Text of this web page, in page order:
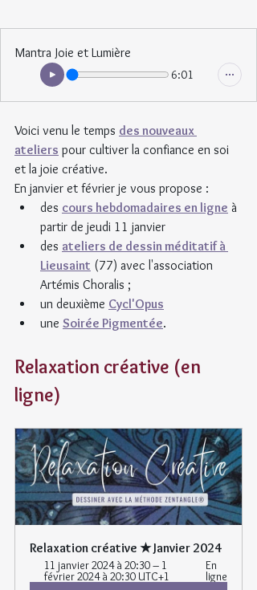
Mantra Joie et Lumière
6:01
Voici venu le temps des nouveaux
ateliers pour cultiver la confiance en soi
et la joie créative.
En janvier et février je vous propose :
des cours hebdomadaires en ligne à
partir de jeudi 11 janvier
des ateliers de dessin méditatif à
Lieusaint (77) avec l'association
Artémis Choralis ;
un deuxième Cycl'Opus
une Soirée Pigmentée.
Relaxation créative (en
ligne)
Relaxation créative ★ Janvier 2024
11 janvier 2024 à 20:30 – 1
février 2024 à 20:30 UTC+1
En
ligne